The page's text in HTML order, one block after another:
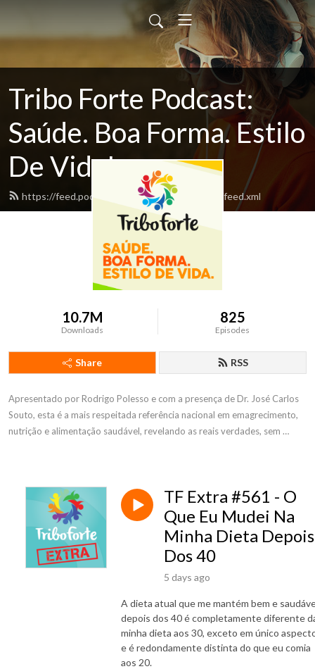
Tribo Forte Podcast:
Saúde. Boa Forma. Estilo
De Vida!
https://feed.podbean.com/tribofortepodcast/feed.xml
10.7M
Downloads
825
Episodes
Share RSS
Apresentado por Rodrigo Polesso e com a presença de Dr. José Carlos
Souto, esta é a mais respeitada referência nacional em emagrecimento,
nutrição e alimentação saudável, revelando as reais verdades, sem
TF Extra #561 - O
Que Eu Mudei Na
Minha Dieta Depois
Dos 40
5 days ago
A dieta atual que me mantém bem e
depois dos 40 é completamente diferente
minha dieta aos 30, exceto em único
e é redondamente distinta do que eu comia
aos 20.